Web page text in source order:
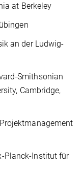
at Berkeley
an der Ludwig-
Smithsonian
Cambridge,
Planck-Institut für